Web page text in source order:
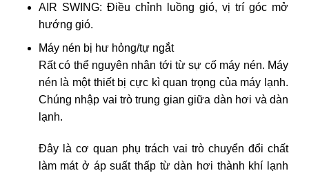
AIR SWING: Điều chỉnh luồng gió, vị trí góc mở
hướng gió.
Máy nén bị hư hỏng/tự ngắt
Rất có thể nguyên nhân tới từ sự cố máy nén. Máy
nén là một thiết bị cực kì quan trọng của máy lạnh.
Chúng nhập vai trò trung gian giữa dàn hơi và dàn
lạnh.
Đây là cơ quan phụ trách vai trò chuyển đổi chất
làm mát ở áp suất thấp từ dàn hơi thành khí lạnh